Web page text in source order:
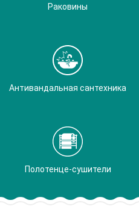
Раковины
Антивандальная сантехника
Полотенце-сушители